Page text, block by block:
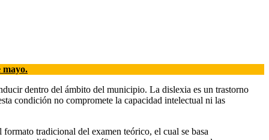
mayo.
dentro del ámbito del municipio. La dislexia es un trastorno
condición no compromete la capacidad intelectual ni las
tradicional del examen teórico, el cual se basa